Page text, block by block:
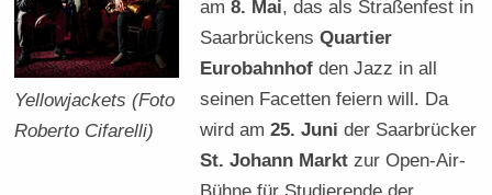
Yellowjackets (Foto
Roberto Cifarelli)
am8. Mai, das als Straßenfest in
SaarbrückensQuartier
Eurobahnhof den Jazz in all
seinen Facetten feiern will. Da
wird am25. Juni der Saarbrücker
St. Johann Markt zur Open-Air-